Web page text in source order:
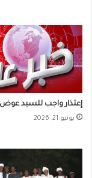
إعتذار واجب للسيد عوض
يونيو 21, 2026